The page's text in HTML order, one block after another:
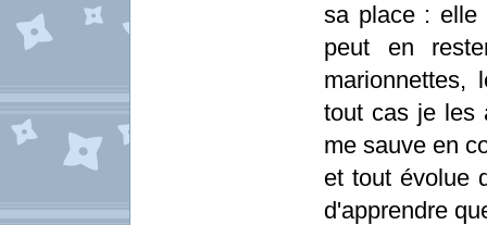
sa place : elle
peut en
marionnettes,
tout cas je les
me sauve en
et tout évolue
d'apprendre